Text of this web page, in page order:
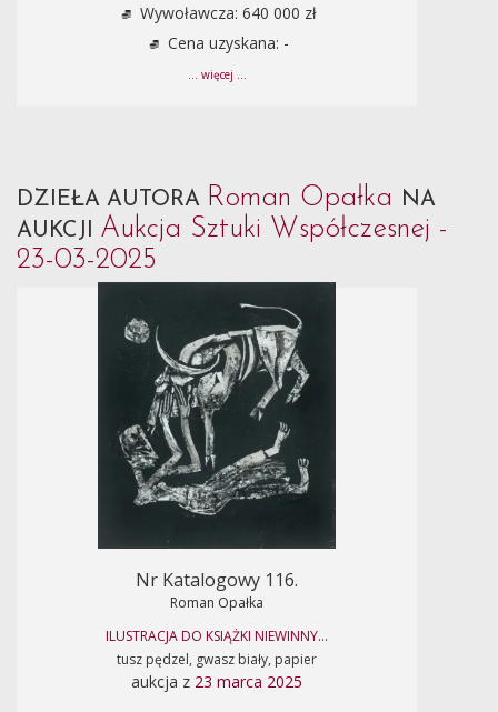
Wywoławcza: 640 000 zł
Cena uzyskana: -
... więcej ...
DZIEŁA AUTORA Roman Opałka NA
AUKCJI Aukcja Sztuki Współczesnej -
23-03-2025
Nr Katalogowy 116.
Roman Opałka
ILUSTRACJA DO KSIĄŻKI NIEWINNY...
tusz pędzel, gwasz biały, papier
aukcja z 23 marca 2025